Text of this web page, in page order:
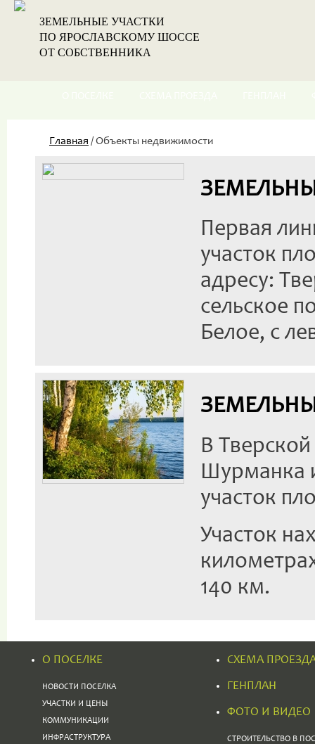
ЗЕМЕЛЬНЫЕ УЧАСТКИ
ПО ЯРОСЛАВСКОМУ ШОССЕ
ОТ СОБСТВЕННИКА
Главная /Объекты недвижимости
Первая
участок
адресу:
сельское
Белое, с
В
Шурманка
участок
Участок
140 км.
О ПОСЕЛКЕ
НОВОСТИ ПОСЕЛКА
УЧАСТКИ И ЦЕНЫ
КОММУНИКАЦИИ
ИНФРАСТРУКТУРА
СХЕМА
ГЕНПЛАН
ФОТО И ВИДЕО
СТРОИТЕЛЬСТВО В